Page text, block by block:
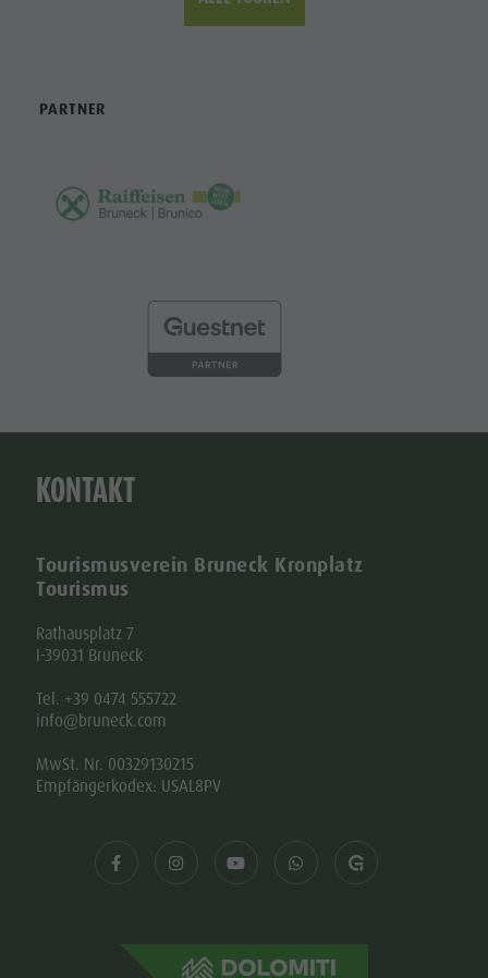
PARTNER
KONTAKT
Tourismusverein Bruneck Kronplatz
Tourismus
Rathausplatz 7
I-39031 Bruneck
Tel. +39 0474 555722
info@bruneck.com
MwSt. Nr. 00329130215
Empfängerkodex: USAL8PV